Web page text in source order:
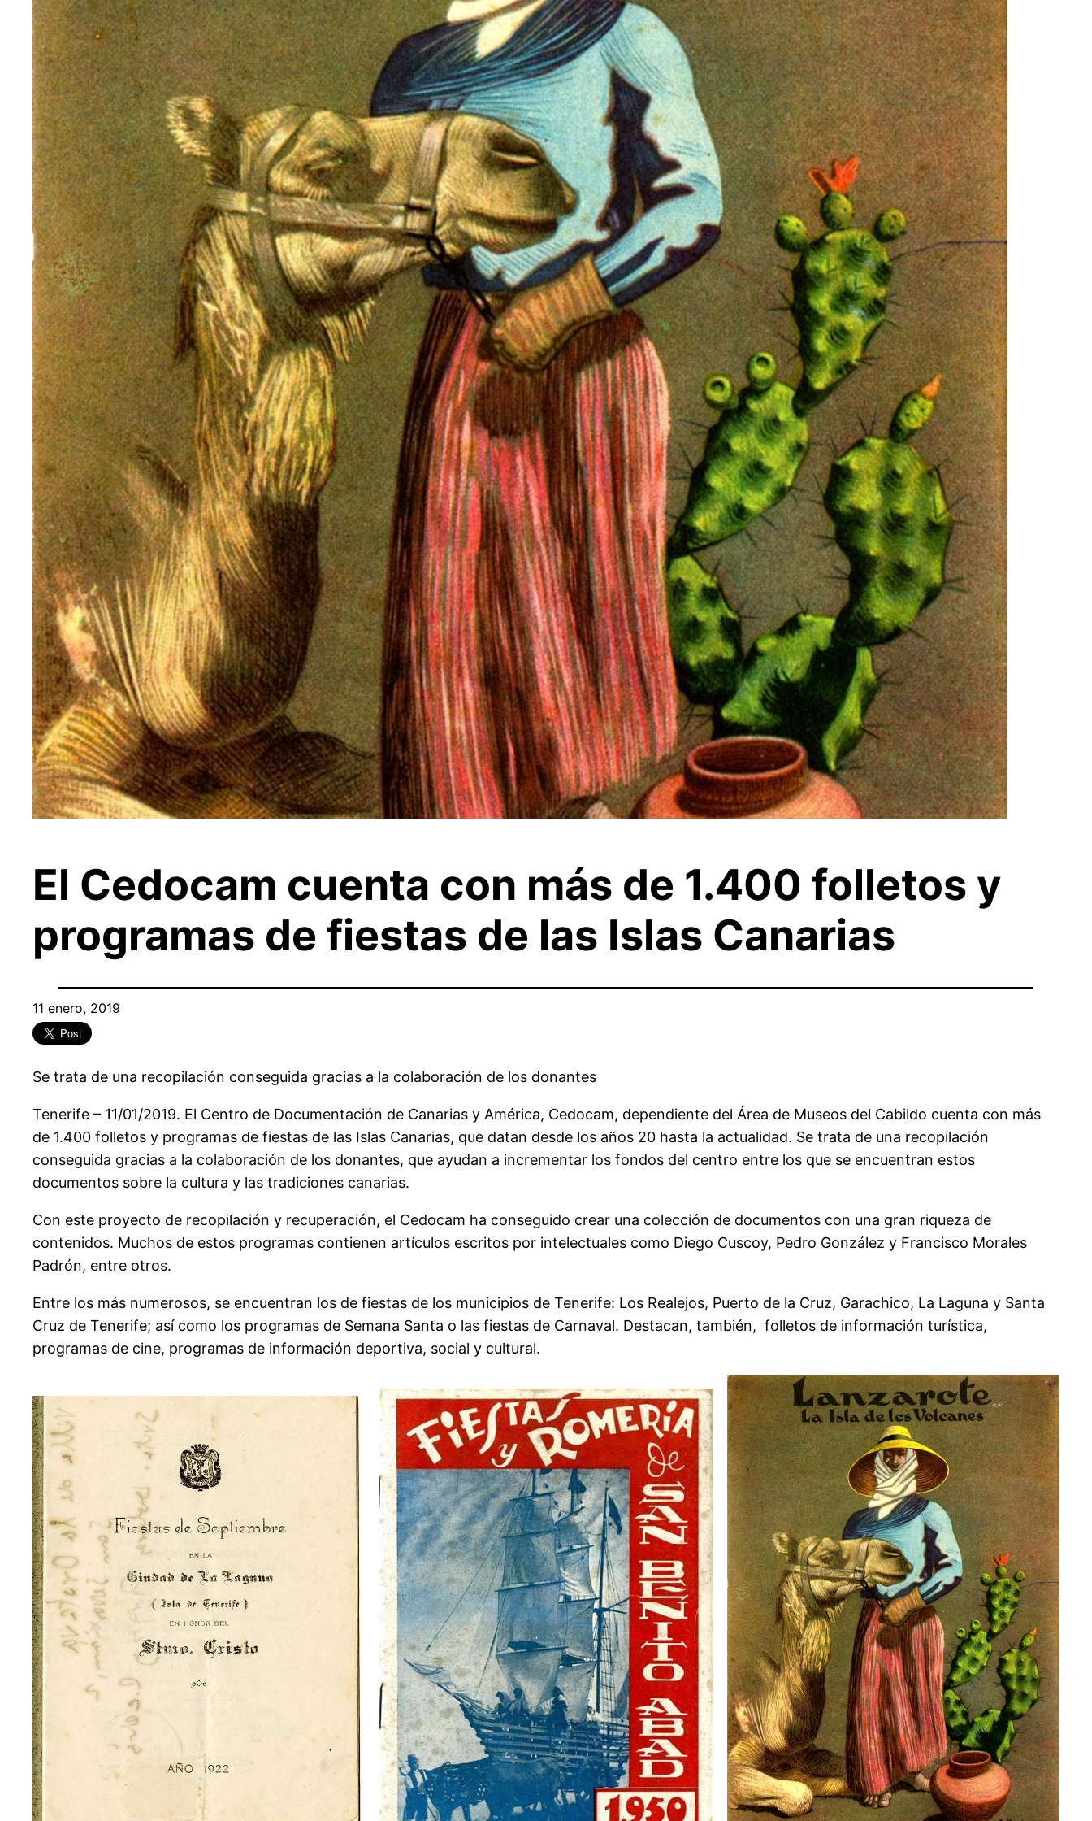
El Cedocam cuenta con más de 1.400 folletos y
programas de fiestas de las Islas Canarias
11 enero, 2019
Se trata de una recopilación conseguida gracias a la colaboración de los donantes
Tenerife – 11/01/2019. El Centro de Documentación de Canarias y América, Cedocam, dependiente del Área de Museos del Cabildo cuenta con más
de 1.400 folletos y programas de fiestas de las Islas Canarias, que datan desde los años 20 hasta la actualidad. Se trata de una recopilación
conseguida gracias a la colaboración de los donantes, que ayudan a incrementar los fondos del centro entre los que se encuentran estos
documentos sobre la cultura y las tradiciones canarias.
Con este proyecto de recopilación y recuperación, el Cedocam ha conseguido crear una colección de documentos con una gran riqueza de
contenidos. Muchos de estos programas contienen artículos escritos por intelectuales como Diego Cuscoy, Pedro González y Francisco Morales
Padrón, entre otros.
Entre los más numerosos, se encuentran los de fiestas de los municipios de Tenerife: Los Realejos, Puerto de la Cruz, Garachico, La Laguna y Santa
Cruz de Tenerife; así como los programas de Semana Santa o las fiestas de Carnaval. Destacan, también, folletos de información turística,
programas de cine, programas de información deportiva, social y cultural.